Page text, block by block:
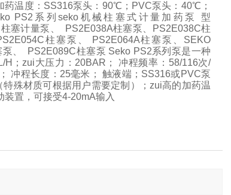
药温度：SS316泵头：90℃；PVC泵头：40℃；
PS2系列seko机械柱塞式计量加药泵 型
塞计量泵、 PS2E038A柱塞泵、PS2E038C柱
柱塞泵、 PS2E064A柱塞泵、SEKO
、 PS2E089C柱塞泵 Seko PS2系列泵是一种
；zui大压力：20BAR； 冲程频率：58/116次/
冲程长度：25毫米； 触液端；SS316或PVC泵
殊材质可根据用户需要定制）；zui高的加药温
置，可接受4-20mA输入